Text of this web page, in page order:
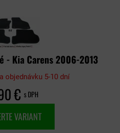
- Kia Carens 2006-2013
objednávku 5-10 dní
€ s DPH
VARIANT